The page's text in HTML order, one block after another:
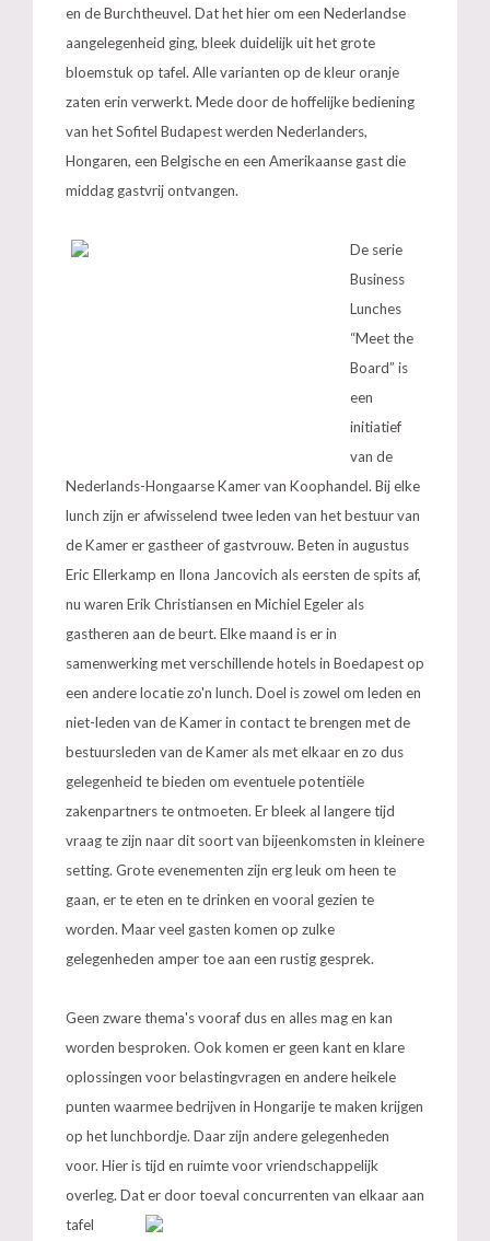
en de Burchtheuvel. Dat het hier om een Nederlandse
aangelegenheid ging, bleek duidelijk uit het grote
bloemstuk op tafel. Alle varianten op de kleur oranje
zaten erin verwerkt. Mede door de hoffelijke bediening
van het Sofitel Budapest werden Nederlanders,
Hongaren, een Belgische en een Amerikaanse gast die
middag gastvrij ontvangen.
De serie
Business
Lunches
“Meet the
Board” is
een
initiatief
van de
Nederlands-Hongaarse Kamer van Koophandel. Bij elke
lunch zijn er afwisselend twee leden van het bestuur van
de Kamer er gastheer of gastvrouw. Beten in augustus
Eric Ellerkamp en Ilona Jancovich als eersten de spits af,
nu waren Erik Christiansen en Michiel Egeler als
gastheren aan de beurt. Elke maand is er in
samenwerking met verschillende hotels in Boedapest op
een andere locatie zo'n lunch. Doel is zowel om leden en
niet-leden van de Kamer in contact te brengen met de
bestuursleden van de Kamer als met elkaar en zo dus
gelegenheid te bieden om eventuele potentiële
zakenpartners te ontmoeten. Er bleek al langere tijd
vraag te zijn naar dit soort van bijeenkomsten in kleinere
setting. Grote evenementen zijn erg leuk om heen te
gaan, er te eten en te drinken en vooral gezien te
worden. Maar veel gasten komen op zulke
gelegenheden amper toe aan een rustig gesprek.
Geen zware thema's vooraf dus en alles mag en kan
worden besproken. Ook komen er geen kant en klare
oplossingen voor belastingvragen en andere heikele
punten waarmee bedrijven in Hongarije te maken krijgen
op het lunchbordje. Daar zijn andere gelegenheden
voor. Hier is tijd en ruimte voor vriendschappelijk
overleg. Dat er door toeval concurrenten van elkaar aan
tafel